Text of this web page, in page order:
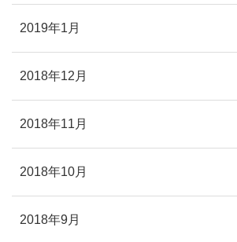
2019年1月
2018年12月
2018年11月
2018年10月
2018年9月